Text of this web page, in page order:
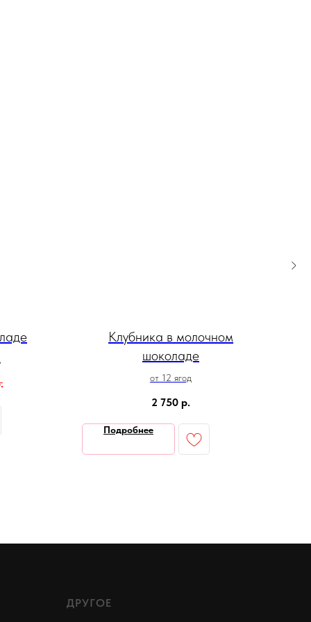
Клубника в молочном
шоколаде
от 12 ягод
2 750 р.
Подробнее
ДРУГОЕ